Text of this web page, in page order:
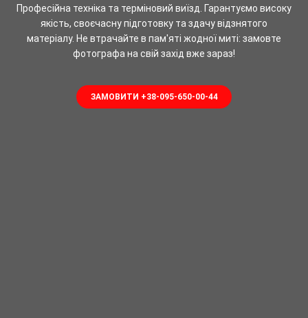
Професійна техніка та терміновий виїзд. Гарантуємо високу
якість, своєчасну підготовку та здачу відзнятого
матеріалу. Не втрачайте в пам'яті жодної миті: замовте
фотографа на свій захід вже зараз!
ЗАМОВИТИ +38-095-650-00-44